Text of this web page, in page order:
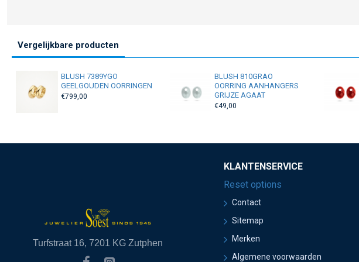
Vergelijkbare producten
BLUSH 7389YGO
GEELGOUDEN OORRINGEN
€799,00
BLUSH 810GRAO
OORRING AANHANGERS
GRIJZE AGAAT
€49,00
Turfstraat 16, 7201 KG Zutphen
KLANTENSERVICE
Reset options
Contact
Sitemap
Merken
Algemene voorwaarden